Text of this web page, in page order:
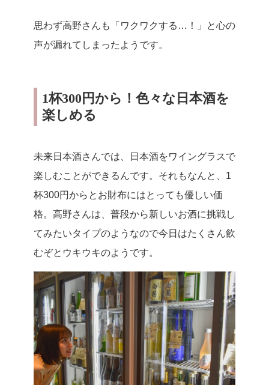
思わず高野さんも「ワクワクする…！」と心の
声が漏れてしまったようです。
1杯300円から！色々な日本酒を
楽しめる
未来日本酒さんでは、日本酒をワイングラスで
楽しむことができるんです。それもなんと、1
杯300円からとお財布にはとっても優しい価
格。高野さんは、普段から新しいお酒に挑戦し
てみたいタイプのようなので今日はたくさん飲
むぞとウキウキのようです。